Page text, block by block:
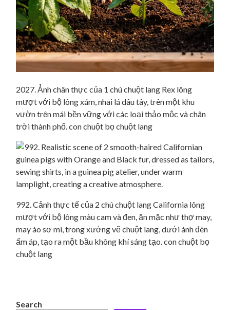
2027. Ảnh chân thực của 1 chú chuột lang Rex lông
mượt với bộ lông xám, nhai lá dâu tây, trên một khu
vườn trên mái bền vững với các loại thảo mộc và chân
trời thành phố. con chuột bọ chuột lang
992. Cảnh thực tế của 2 chú chuột lang California lông
mượt với bộ lông màu cam và đen, ăn mặc như thợ may,
may áo sơ mi, trong xưởng vẽ chuột lang, dưới ánh đèn
ấm áp, tạo ra một bầu không khí sáng tạo. con chuột bọ
chuột lang
Search